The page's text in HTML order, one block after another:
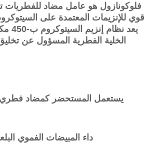
فلوكونازول هو عامل مضاد للفطريات
يعد
الخلية الفطرية المسؤول عن
يستعمل المستحضر كمضاد فطري
داء المبيضات الفموي